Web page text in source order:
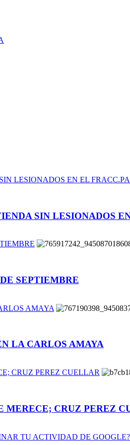
LESIONADOS EN EL
SIN LESIONADOS
SEPTIEMBRE
AMAYA
LA CARLOS AMAYA
CRUZ PEREZ CUELLAR
MERECE; CRUZ PEREZ
TU ACTIVIDAD DE GOOGLE?